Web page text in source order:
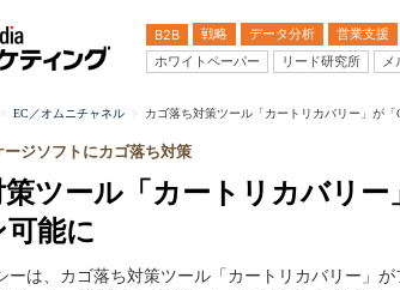
B2B 戦略 データ分析 営業支援
ホワイトペーパー
リード研究所 メ
EC／オムニチャネル カゴ落ち対策ツール「カートリカバリー」が「
ツール「カートリカバリー
能に
ジソフトにカゴ落ち対策
ーは、カゴ落ち対策ツール「カートリカバリー」